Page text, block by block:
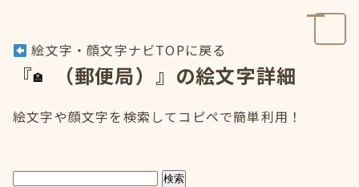
絵文字・顔文字ナビTOPに戻る
『 （郵便局）』の絵文字詳細
絵文字や顔文字を検索してコピペで簡単利用！
検索